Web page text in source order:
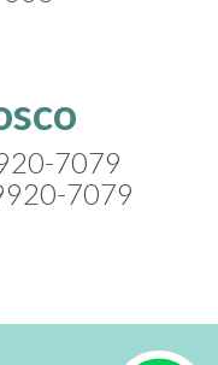
7079
7079